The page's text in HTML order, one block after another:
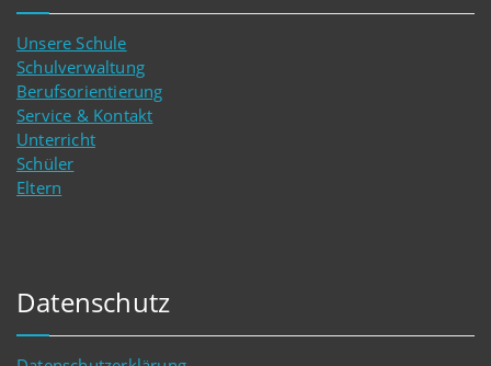
Unsere Schule
Schulverwaltung
Berufsorientierung
Service & Kontakt
Unterricht
Schüler
Eltern
Datenschutz